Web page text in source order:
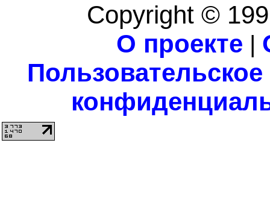
Copyright ©
О проекте |